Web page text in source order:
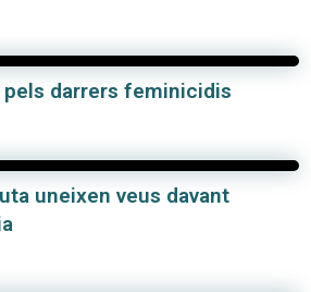
darrers feminicidis
uneixen veus davant